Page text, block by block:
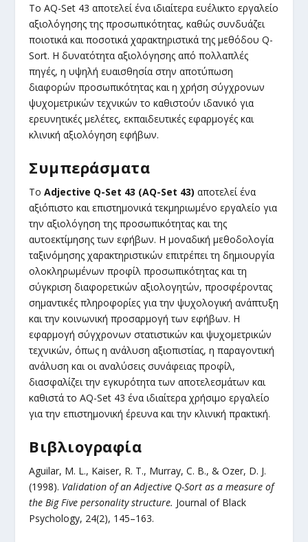
Το AQ-Set 43 αποτελεί ένα ιδιαίτερα ευέλικτο εργαλείο
αξιολόγησης της προσωπικότητας, καθώς συνδυάζει
ποιοτικά και ποσοτικά χαρακτηριστικά της μεθόδου Q-
Sort. Η δυνατότητα αξιολόγησης από πολλαπλές
πηγές, η υψηλή ευαισθησία στην αποτύπωση
διαφορών προσωπικότητας και η χρήση σύγχρονων
ψυχομετρικών τεχνικών το καθιστούν ιδανικό για
ερευνητικές μελέτες, εκπαιδευτικές εφαρμογές και
κλινική αξιολόγηση εφήβων.
Συμπεράσματα
ΤοAdjective Q-Set 43 (AQ-Set 43) αποτελεί ένα
αξιόπιστο και επιστημονικά τεκμηριωμένο εργαλείο για
την αξιολόγηση της προσωπικότητας και της
αυτοεκτίμησης των εφήβων. Η μοναδική μεθοδολογία
ταξινόμησης χαρακτηριστικών επιτρέπει τη δημιουργία
ολοκληρωμένων προφίλ προσωπικότητας και τη
σύγκριση διαφορετικών αξιολογητών, προσφέροντας
σημαντικές πληροφορίες για την ψυχολογική ανάπτυξη
και την κοινωνική προσαρμογή των εφήβων. Η
εφαρμογή σύγχρονων στατιστικών και ψυχομετρικών
τεχνικών, όπως η ανάλυση αξιοπιστίας, η παραγοντική
ανάλυση και οι αναλύσεις συνάφειας προφίλ,
διασφαλίζει την εγκυρότητα των αποτελεσμάτων και
καθιστά το AQ-Set 43 ένα ιδιαίτερα χρήσιμο εργαλείο
για την επιστημονική έρευνα και την κλινική πρακτική.
Βιβλιογραφία
Aguilar, M. L., Kaiser, R. T., Murray, C. B., & Ozer, D. J.
(1998). Validation of an Adjective Q-Sort as a measure of
the Big Five personality structure. Journal of Black
Psychology, 24(2), 145–163.